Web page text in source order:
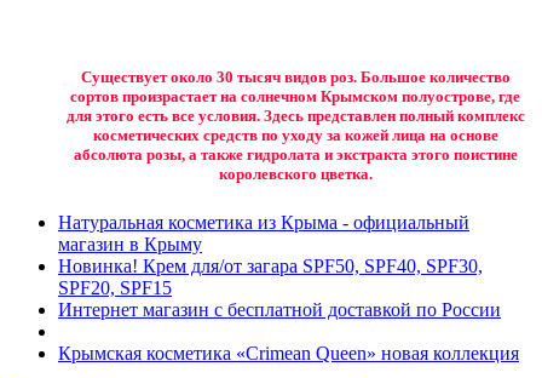
Существует около 30 тысяч видов роз. Большое количество
сортов произрастает на солнечном Крымском полуострове, где
для этого есть все условия. Здесь представлен полный комплекс
косметических средств по уходу за кожей лица на основе
абсолюта розы, а также гидролата и экстракта этого поистине
королевского цветка.
Натуральная косметика из Крыма - официальный
магазин в Крыму
Новинка! Крем для/от загара SPF50, SPF40, SPF30,
SPF20, SPF15
Интернет магазин с бесплатной доставкой по России
Крымская косметика «Crimean Queen» новая коллекция